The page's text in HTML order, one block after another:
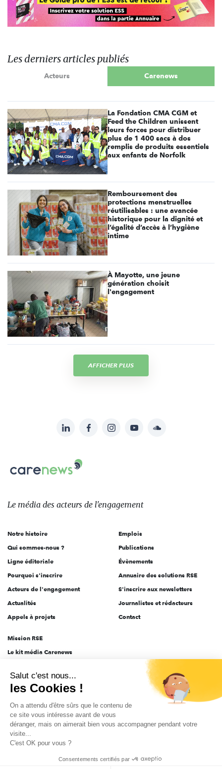
Les derniers articles publiés
Acteurs Carenews
La Fondation CMA CGM et
Feed the Children unissent
leurs forces pour distribuer
plus de 1 400 sacs à dos
remplis de produits essentiels
aux enfants de Norfolk
Remboursement des
protections menstruelles
réutilisables : une avancée
historique pour la dignité et
l’égalité d’accès à l’hygiène
intime
À Mayotte, une jeune
génération choisit
l'engagement
AFFICHER PLUS
sur:
LinkedInFacebookInstagramYouTubeSoundcloud
Carenews,
Le
des
l'engagement
Le média des acteurs de l'engagement
Notre histoire
Qui sommes-nous ?
Ligne éditoriale
Pourquoi s'inscrire
Acteurs de l'engagement
Actualités
Appels à projets
Emplois
Publications
Évènements
Annuaire des solutions RSE
S'inscrire aux newsletters
Journalistes et rédacteurs
Contact
Mission RSE
Le kit média Carenews
AEF info
Novethic
PRODURABLE
Inclusiv Day
Données personnelles Mentions légales 2025-2026 Tout droits réservés
Salut c'est nous...
les Cookies !
On a attendu d'être sûrs que le contenu de
ce site vous intéresse avant de vous
déranger, mais on aimerait bien vous accompagner pendant votre
visite...
C'est OK pour vous ?
Consentements certifiés par